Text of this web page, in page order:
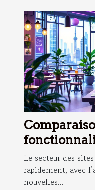
sites de
en 2025
Le secteur des
rapidement, avec
nouvelles...